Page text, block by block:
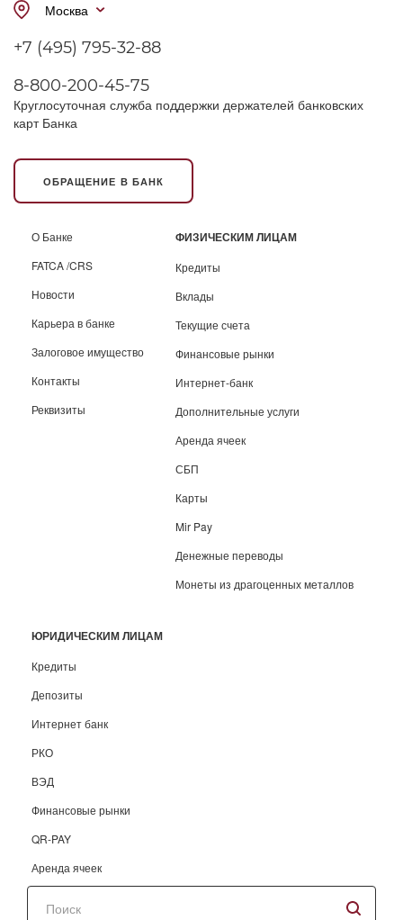
Москва
+7 (495) 795-32-88
8-800-200-45-75
Круглосуточная служба поддержки держателей банковских
карт Банка
ОБРАЩЕНИЕ В БАНК
О Банке
FATCA /CRS
Новости
Карьера в банке
Залоговое имущество
Контакты
Реквизиты
ФИЗИЧЕСКИМ ЛИЦАМ
Кредиты
Вклады
Текущие счета
Финансовые рынки
Интернет-банк
Дополнительные услуги
Аренда ячеек
СБП
Карты
Mir Pay
Денежные переводы
Монеты из драгоценных металлов
ЮРИДИЧЕСКИМ ЛИЦАМ
Кредиты
Депозиты
Интернет банк
РКО
ВЭД
Финансовые рынки
QR-PAY
Аренда ячеек
Поиск